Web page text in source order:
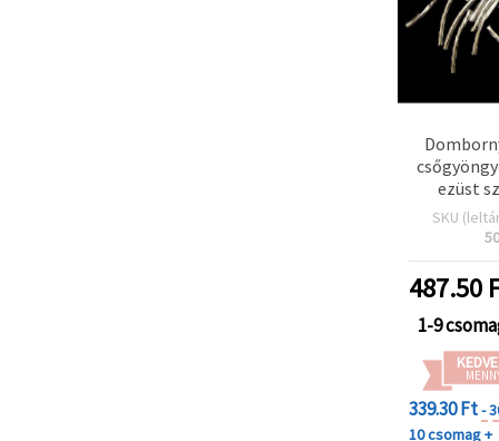
ezüst
SKU
487.50
1-9
339.30 Ft-
10 csomag +